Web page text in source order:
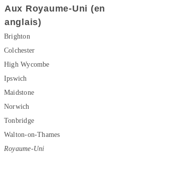
Aux Royaume-Uni (en
anglais)
Brighton
Colchester
High Wycombe
Ipswich
Maidstone
Norwich
Tonbridge
Walton-on-Thames
Royaume-Uni